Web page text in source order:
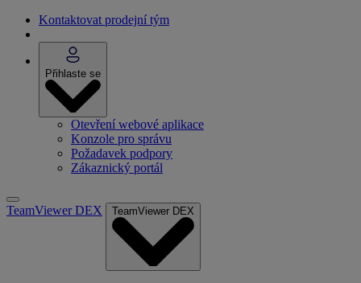
Kontaktovat prodejní tým
Přihlaste se
Otevření webové aplikace
Konzole pro správu
Požadavek podpory
Zákaznický portál
TeamViewer DEX TeamViewer DEX